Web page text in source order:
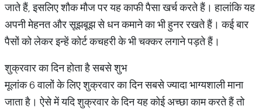
जाते हैं, इसलिए शौक मौज पर यह काफी पैसा खर्च करते हैं। हालांकि यह
अपनी मेहनत और सूझबूझ से धन कमाने का भी हुनर रखते हैं। कई बार
पैसों को लेकर इन्हें कोर्ट कचहरी के भी चक्कर लगाने पड़ते हैं।
शुक्रवार का दिन होता है सबसे शुभ
मूलांक 6 वालों के लिए शुक्रवार का दिन सबसे ज्यादा भाग्यशाली माना
जाता है। ऐसे में यदि शुक्रवार के दिन यह कोई अच्छा काम करते हैं तो